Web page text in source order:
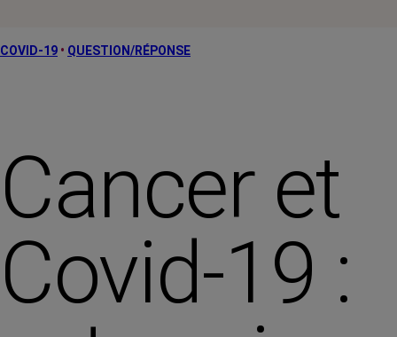
COVID-19 • QUESTION/RÉPONSE
Cancer et
Covid-19 :